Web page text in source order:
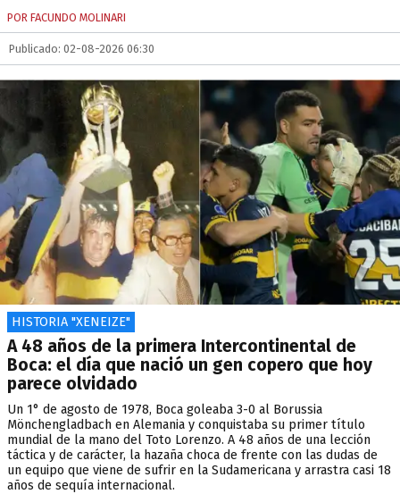
POR FACUNDO MOLINARI
Publicado: 02-08-2026 06:30
HISTORIA "XENEIZE"
A 48 años de la primera Intercontinental de
Boca: el día que nació un gen copero que hoy
parece olvidado
Un 1° de agosto de 1978, Boca goleaba 3-0 al Borussia
Mönchengladbach en Alemania y conquistaba su primer título
mundial de la mano del Toto Lorenzo. A 48 años de una lección
táctica y de carácter, la hazaña choca de frente con las dudas de
un equipo que viene de sufrir en la Sudamericana y arrastra casi 18
años de sequía internacional.